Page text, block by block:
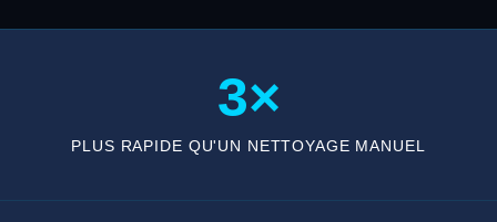
3×
PLUS RAPIDE QU'UN NETTOYAGE MANUEL